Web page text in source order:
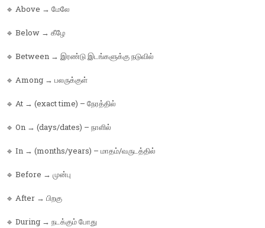
🔹 Above → மேலே
🔹 Below → கீழே
🔹 Between → இரண்டு இடங்களுக்கு நடுவில்
🔹 Among → பலருக்குள்
🔹 At → (exact time) – நேரத்தில்
🔹 On → (days/dates) – நாளில்
🔹 In → (months/years) – மாதம்/வருடத்தில்
🔹 Before → முன்பு
🔹 After → பிறகு
🔹 During → நடக்கும் போது